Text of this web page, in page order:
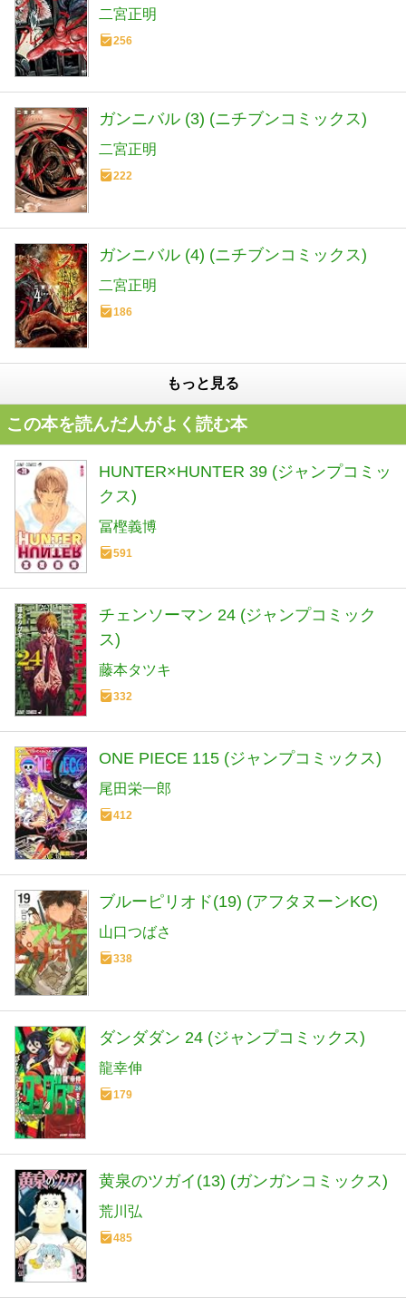
二宮正明
256
ガンニバル (3) (ニチブンコミックス)
二宮正明
222
ガンニバル (4) (ニチブンコミックス)
二宮正明
186
もっと見る
この本を読んだ人がよく読む本
HUNTER×HUNTER 39 (ジャンプコミッ
クス)
冨樫義博
591
チェンソーマン 24 (ジャンプコミック
ス)
藤本タツキ
332
ONE PIECE 115 (ジャンプコミックス)
尾田栄一郎
412
ブルーピリオド(19) (アフタヌーンKC)
山口つばさ
338
ダンダダン 24 (ジャンプコミックス)
龍幸伸
179
黄泉のツガイ(13) (ガンガンコミックス)
荒川弘
485